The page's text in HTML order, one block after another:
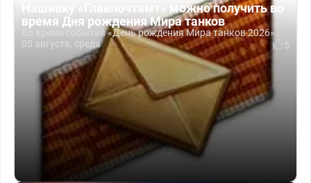
Нашивку «Главпочтамт» можно получить во
время Дня рождения Мира танков
Во время события «День рождения Мира танков 2026»...
05 августа, среда
5